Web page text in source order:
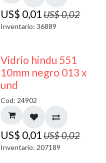
US$ 0,01 US$0,02
Inventario: 36889
40% DESCUENTO
Vidrio hindu 551
10mm negro 013 x
und
Cod: 24902
US$ 0,01 US$0,02
Inventario: 207189